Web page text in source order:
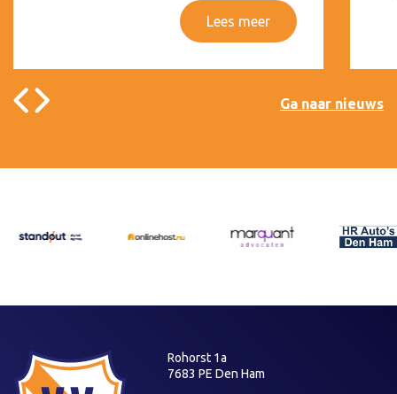
Lees meer
Ga naar nieuws
Rohorst 1a
7683 PE Den Ham